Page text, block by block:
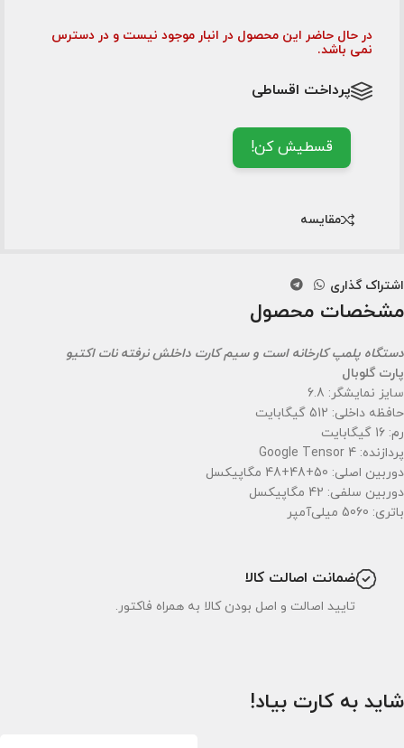
در حال حاضر این محصول در انبار موجود نیست و در دسترس
نمی باشد.
پرداخت اقساطی
قسطیش کن!
مقایسه
اشتراک گذاری
مشخصات محصول
دستگاه پلمپ کارخانه است و سیم کارت داخلش نرفته نات اکتیو
پارت گلوبال
سایز نمایشگر: 6.8
حافظه داخلی: 512 گیگابایت
رم: 16 گیگابایت
پردازنده: Google Tensor 4
دوربین اصلی: 50+48+48 مگاپیکسل
دوربین سلفی: 42 مگاپیکسل
باتری: 5060 میلی‌آمپر
ضمانت اصالت کالا
تایید اصالت و اصل بودن کالا به همراه فاکتور.
شاید به کارت بیاد!